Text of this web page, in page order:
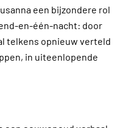
een bijzondere rol
en-één-nacht: door
telkens opnieuw verteld
in uiteenlopende